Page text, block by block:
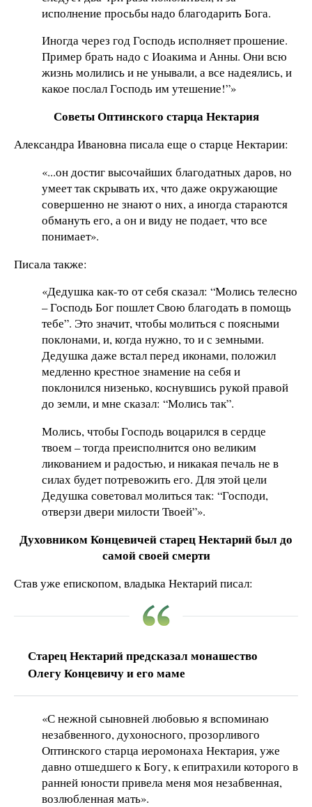
исполнение просьбы надо благодарить Бога.
Иногда через год Господь исполняет прошение.
Пример брать надо с Иоакима и Анны. Они всю
жизнь молились и не унывали, а все надеялись, и
какое послал Господь им утешение!”»
Советы Оптинского старца Нектария
Александра Ивановна писала еще о старце Нектарии:
«...он достиг высочайших благодатных даров, но
умеет так скрывать их, что даже окружающие
совершенно не знают о них, а иногда стараются
обмануть его, а он и виду не подает, что все
понимает».
Писала также:
«Дедушка как-то от себя сказал: “Молись телесно
– Господь Бог пошлет Свою благодать в помощь
тебе”. Это значит, чтобы молиться с поясными
поклонами, и, когда нужно, то и с земными.
Дедушка даже встал перед иконами, положил
медленно крестное знамение на себя и
поклонился низенько, коснувшись рукой правой
до земли, и мне сказал: “Молись так”.
Молись, чтобы Господь воцарился в сердце
твоем – тогда преисполнится оно великим
ликованием и радостью, и никакая печаль не в
силах будет потревожить его. Для этой цели
Дедушка советовал молиться так: “Господи,
отверзи двери милости Твоей”».
Духовником Концевичей старец Нектарий был до
самой своей смерти
Став уже епископом, владыка Нектарий писал:
Старец Нектарий предсказал монашество
Олегу Концевичу и его маме
«С нежной сыновней любовью я вспоминаю
незабвенного, духоносного, прозорливого
Оптинского старца иеромонаха Нектария, уже
давно отшедшего к Богу, к епитрахили которого в
ранней юности привела меня моя незабвенная,
возлюбленная мать».